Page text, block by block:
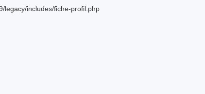
legacy/includes/fiche-profil.php